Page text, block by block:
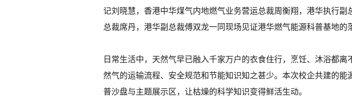
记刘晓慧，香港中华煤气内地燃气业务营运总裁周衡翔，港华执行
总裁席丹，港华副总裁傅双龙一同现场见证港华燃气能源科普基地的
日常生活中，天然气早已融入千家万户的衣食住行，烹饪、沐浴都
然气的运输流程、安全规范和节能知识知之甚少。本次校企共建的
普沙盘与主题展示区，让枯燥的科学知识变得鲜活生动。